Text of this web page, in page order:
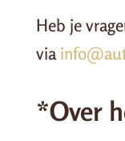
Heb je
via
*Over